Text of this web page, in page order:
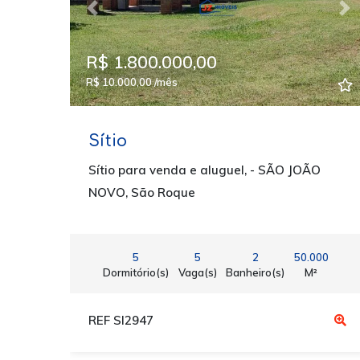
Previous
R$ 1.800.000,00
R$ 10.000,00 /mês
Sítio
Sítio para venda e aluguel, - SÃO JOÃO
NOVO, São Roque
5
Dormitório(s)
5
Vaga(s)
2
Banheiro(s)
50.000
M²
REF SI2947